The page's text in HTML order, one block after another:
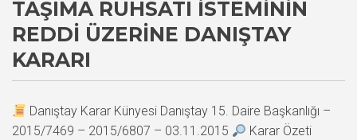
TAŞIMA RUHSATI İSTEMININ
REDDI ÜZERINE DANIŞTAY
KARARI
Danıştay Karar Künyesi Danıştay 15. Daire Başkanlığı –
2015/7469 – 2015/6807 – 03.11.2015
Karar Özeti